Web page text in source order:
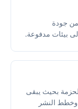
جودة
بيئات مدفوعة.
بحيث يبقى
وخطط النشر